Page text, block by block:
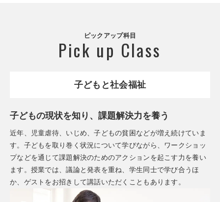
ピックアップ科目
Pick up Class
子どもと社会福祉
子どもの現状を知り、課題解決力を養う
近年、児童虐待、いじめ、子どもの貧困などが増え続けていま
す。子どもを取り巻く状況について学びながら、ワークショッ
プなどを通じて課題解決のためのアクションを起こす力を養い
ます。授業では、議論と発表を重ね、学生同士で学び合うほ
か、ゲストをお招きして講話いただくこともあります。